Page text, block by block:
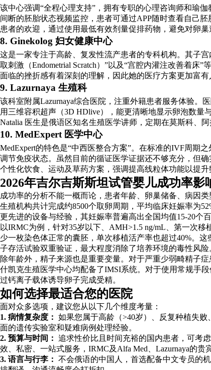
该中心强调“全程心理支持”，拥有专职的心理咨询师和瑜
间断的胚胎状态视频监控，患者可通过APP随时查看自己
患者的欢迎，通过使用最低有效剂量促排药物，避免对卵巢
8. Ginekolog 妇女健康中心
这是一家专注于高龄、复发性流产患者的专科机构。其子
取刺激（Endometrial Scratch）”以及“宫腔内灌注改善着
面临的挫折感有着深刻的理解，因此她的医疗方案更加富有
9. Lazurnaya 生殖科
该科室附属Lazurnaya综合医院，注重外籍患者服务体验
用三维容积超声（3D HDlive），能更清晰地显示卵泡数量
Natalia 医生是俄语区知名生殖医学讲师，定期在莫斯科、
10. MedExpert 医学中心
MedExpert的特色是“中西医整合方案”。在标准的IVF周期
调节免疫状态。虽然目前的循证医学证据还不够充分，但
个性化饮食、运动及草药方案，强调提高线粒体功能以提升
2026年吉尔吉斯斯坦试管婴儿成功率影
成功率的分析不能一概而论，患者年龄、卵巢储备、病因
生殖机构共计完成约8500个取卵周期，平均临床妊娠率为
更先进的设备与经验，其妊娠率普遍高出全国均值15-20个百
以IRMC为例，针对35岁以下、AMH>1.5 ng/mL、第一次
少一枚染色体正常的囊胚，单次移植活产率也超过40%。
子存活试验双重验证，最大程度消除了培养环境的毒性风险
除年龄外，精子来源也是重要变量。对于严重少弱畸精子
什凯克生殖医学中心均配备了IMSI系统。对于使用常规手段
过钙离子载体诱导卵子完成受精。
如何选择最适合您的医院
面对众多选项，建议您从以下几个维度考量：
1. 病情复杂度： 如果您属于高龄（>40岁）、反复种植失
面的遗传实验室和疑难病例处理经验。
2. 预算与时间： 追求性价比且时间充裕的国内患者，可考
效、私密、一站式服务，IRMC及Alfa Med、Lazurnaya的
3. 语言与行李： 不会俄语的中国人，首选配备中文专员的